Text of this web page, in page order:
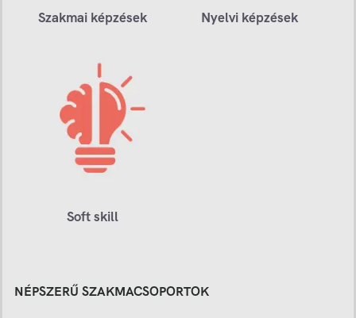
Szakmai képzések Nyelvi képzések
Soft skill
NÉPSZERŰ SZAKMACSOPORTOK